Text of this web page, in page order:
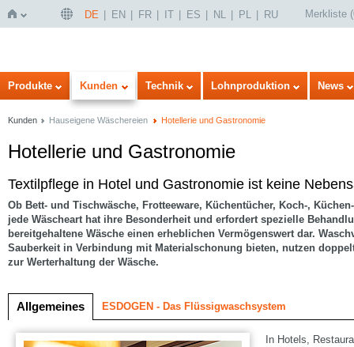
Startseite
DE EN FR IT ES NL PL RU Merkliste (
Produkte Kunden Technik Lohnproduktion News
Kunden Hauseigene Wäschereien Hotellerie und Gastronomie
Hotellerie und Gastronomie
Textilpflege in Hotel und Gastronomie ist keine
Ob Bett- und Tischwäsche, Frotteeware, Küchentücher, Koch-,
jede Wäscheart hat ihre Besonderheit und erfordert spezielle
bereitgehaltene Wäsche einen erheblichen Vermögenswert dar.
Sauberkeit in Verbindung mit Materialschonung bieten, nutzen
zur Werterhaltung der Wäsche.
Allgemeines ESDOGEN - Das Flüssigwaschsystem
In Hotels,